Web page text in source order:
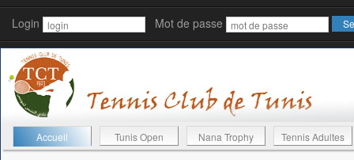
Login Mot de passe
Accueil Tunis Open Nana Trophy Tennis Adultes